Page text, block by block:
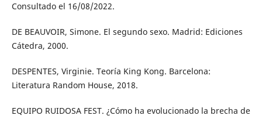
Consultado el 16/08/2022.
DE BEAUVOIR, Simone. El segundo sexo. Madrid: Ediciones
Cátedra, 2000.
DESPENTES, Virginie. Teoría King Kong. Barcelona:
Literatura Random House, 2018.
EQUIPO RUIDOSA FEST. ¿Cómo ha evolucionado la brecha de